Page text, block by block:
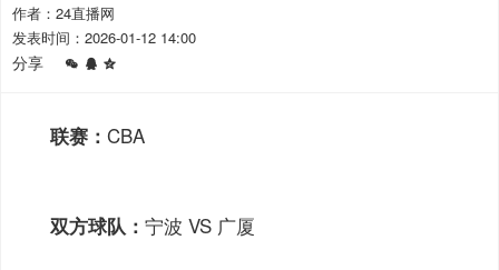
作者：24直播网
发表时间：2026-01-12 14:00
分享
联赛： CBA
双方球队： 宁波 VS 广厦